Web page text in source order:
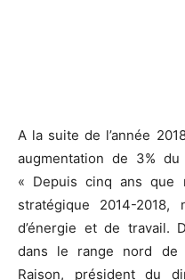
A la suite de l’année
augmentation de 3%
« Depuis cinq ans que
stratégique 2014-
d’énergie et de travail.
dans le range nord de
Raison, président du